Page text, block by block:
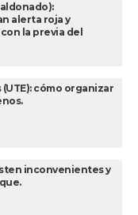
alerta roja y
la previa del
cómo organizar
inconvenientes y